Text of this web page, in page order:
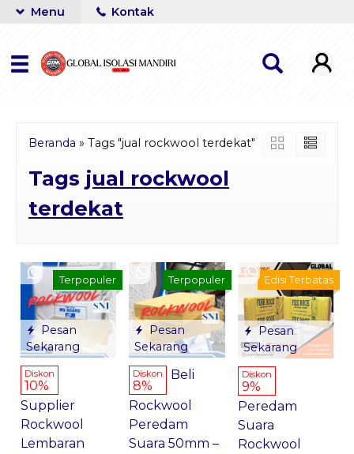
Menu Kontak
Beranda » Tags "jual rockwool terdekat"
Tags jual rockwool
terdekat
Pesan
Sekarang
Terpopuler
Diskon
10%
Supplier
Rockwool
Lembaran
Pesan
Sekarang
Terpopuler
Diskon
8%
Beli
Rockwool
Peredam
Suara 50mm –
Pesan
Sekarang
Edisi Terbatas
Diskon
9%
Peredam
Suara
Rockwool